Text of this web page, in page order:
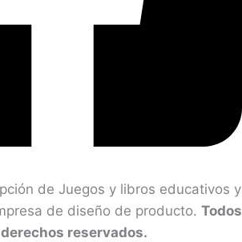
de Juegos y libros educativos y
de diseño de producto. Todos
reservados.